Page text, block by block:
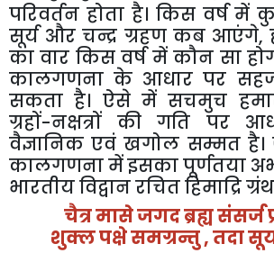
परिवर्तन होता है। किस वर्ष में
सूर्य और चन्द्र ग्रहण कब आएंगे,
का वार किस वर्ष में कौन सा
कालगणना के आधार पर सहज
सकता है। ऐसे में सचमुच
ग्रहों-नक्षत्रों की गति पर
वैज्ञानिक एवं खगोल सम्मत है।
कालगणना में इसका पूर्णतया
भारतीय विद्वान रचित हिमाद्रि
चैत्र मासे जगद ब्रह्य संसर्ज
शुक्ल पक्षे समग्रन्तु , तदा